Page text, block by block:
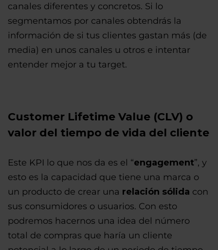
canales diferentes y concretos. Si lo
segmentamos por canales obtendrás la
información de si tus clientes gastan más (de
media) en unos canales u otros e intentar
entender mejor a tu target.
Customer Lifetime Value (CLV) o
valor del tiempo de vida del cliente
Este KPI lo que nos da es el “engagement”, y
esto es la capacidad que tiene una marca o
un producto de crear una relación sólida con
sus consumidores o usuarios. Con esto
podremos hacernos una idea del número
total de compras que haría un cliente